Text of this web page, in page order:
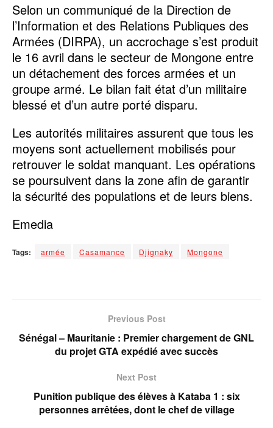
Selon un communiqué de la Direction de
l’Information et des Relations Publiques des
Armées (DIRPA), un accrochage s’est produit
le 16 avril dans le secteur de Mongone entre
un détachement des forces armées et un
groupe armé. Le bilan fait état d’un militaire
blessé et d’un autre porté disparu.
Les autorités militaires assurent que tous les
moyens sont actuellement mobilisés pour
retrouver le soldat manquant. Les opérations
se poursuivent dans la zone afin de garantir
la sécurité des populations et de leurs biens.
Emedia
Tags: armée Casamance Djignaky Mongone
Previous Post
Sénégal – Mauritanie : Premier chargement de GNL
du projet GTA expédié avec succès
Next Post
Punition publique des élèves à Kataba 1 : six
personnes arrêtées, dont le chef de village